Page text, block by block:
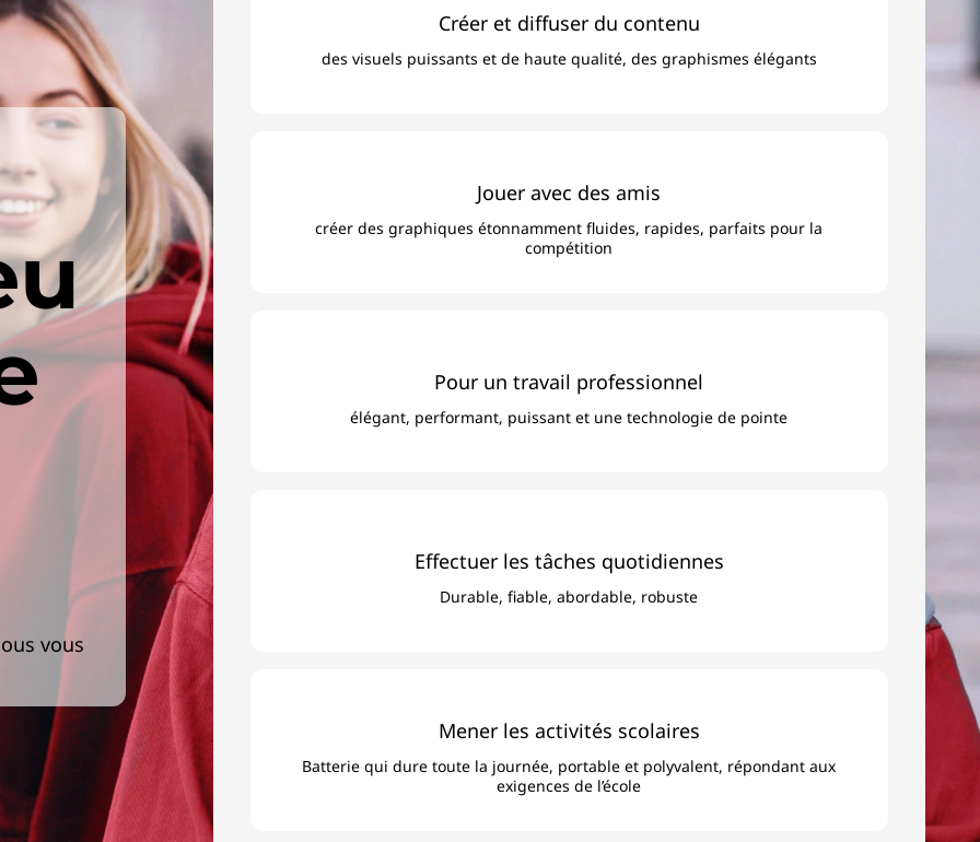
vous
Créer et diffuser du contenu
des visuels puissants et de haute qualité, des graphismes élégants
Jouer avec des amis
créer des graphiques étonnamment fluides, rapides, parfaits pour la
compétition
Pour un travail professionnel
élégant, performant, puissant et une technologie de pointe
Effectuer les tâches quotidiennes
Durable, fiable, abordable, robuste
Mener les activités scolaires
Batterie qui dure toute la journée, portable et polyvalent, répondant aux
exigences de l’école